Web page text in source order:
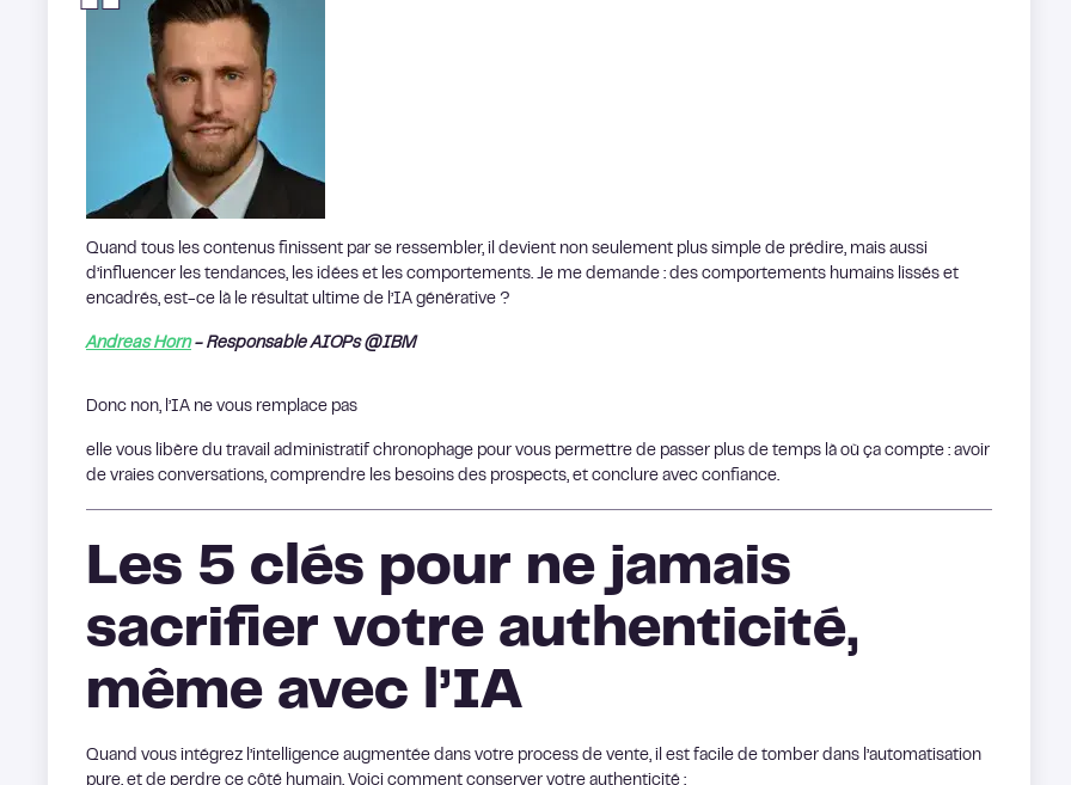
Quand tous les contenus finissent par se ressembler, il devient non seulement plus simple de prédire, mais aussi
d’influencer les tendances, les idées et les comportements. Je me demande : des comportements humains lissés et
encadrés, est-ce là le résultat ultime de l’IA générative ?
Andreas Horn- Responsable AIOPs @IBM
Donc non, l’IA ne vous remplace pas
elle vous libère du travail administratif chronophage pour vous permettre de passer plus de temps là où ça compte : avoir
de vraies conversations, comprendre les besoins des prospects, et conclure avec confiance.
Les 5 clés pour ne jamais
sacrifier votre authenticité,
même avec l’IA
Quand vous intégrez l’intelligence augmentée dans votre process de vente, il est facile de tomber dans l’automatisation
pure, et de perdre ce côté humain. Voici comment conserver votre authenticité :